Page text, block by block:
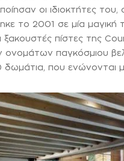
οι ιδιοκτήτες
το 2001 σε μία
ξακουστές πίστες της
παγκόσμιου
που ενώνονται